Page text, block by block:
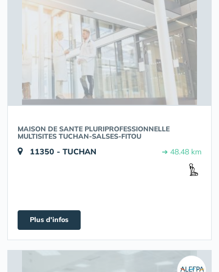
MAISON DE SANTE PLURIPROFESSIONNELLE
MULTISITES TUCHAN-SALSES-FITOU
11350 - TUCHAN ➔ 48.48 km
Plus d'infos